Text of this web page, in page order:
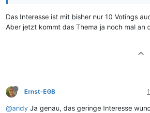
Das Interesse ist mit bisher nur 10 Votings
Aber jetzt kommt das Thema ja noch mal an
Ernst-EGB
@andy Ja genau, das geringe Interesse